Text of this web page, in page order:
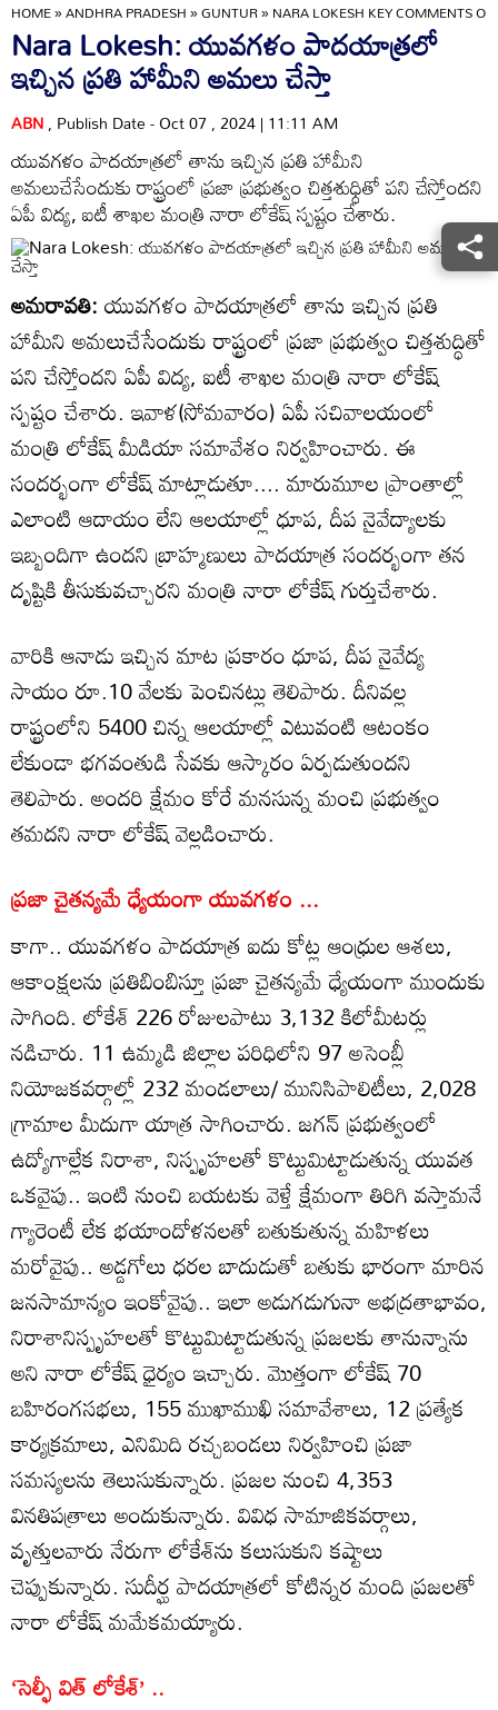
HOME»ANDHRA PRADESH»GUNTUR»NARA LOKESH KEY COMMENTS
Nara Lokesh: యువగళం పాదయాత్రలో
ఇచ్చిన ప్రతి హామీని అమలు చేస్తా
ABN, Publish Date - Oct 07 , 2024 | 11:11 AM
యువగళం పాదయాత్రలో తాను ఇచ్చిన ప్రతి హామీని
అమలుచేసేందుకు రాష్ట్రంలో ప్రజా ప్రభుత్వం చిత్తశుధ్ధితో పని చేస్తోందని
ఏపీ విద్య, ఐటీ శాఖల మంత్రి నారా లోకేష్ స్పష్టం చేశారు.
అమరావతి:యువగళం పాదయాత్రలో తాను ఇచ్చిన ప్రతి
హామీని అమలుచేసేందుకు రాష్ట్రంలో ప్రజా ప్రభుత్వం చిత్తశుద్ధితో
పని చేస్తోందని ఏపీ విద్య, ఐటీ శాఖల మంత్రి నారా లోకేష్
స్పష్టం చేశారు. ఇవాళ(సోమవారం) ఏపీ సచివాలయంలో
మంత్రి లోకేష్ మీడియా సమావేశం నిర్వహించారు. ఈ
సందర్భంగా లోకేష్ మాట్లాడుతూ.... మారుమూల ప్రాంతాల్లో
ఎలాంటి ఆదాయం లేని ఆలయాల్లో ధూప, దీప నైవేద్యాలకు
ఇబ్బందిగా ఉందని బ్రాహ్మణులు పాదయాత్ర సందర్భంగా తన
దృష్టికి తీసుకువచ్చారని మంత్రి నారా లోకేష్ గుర్తుచేశారు.
వారికి ఆనాడు ఇచ్చిన మాట ప్రకారం ధూప, దీప నైవేద్య
సాయం రూ.10 వేలకు పెంచినట్లు తెలిపారు. దీనివల్ల
రాష్ట్రంలోని 5400 చిన్న ఆలయాల్లో ఎటువంటి ఆటంకం
లేకుండా భగవంతుడి సేవకు ఆస్కారం ఏర్పడుతుందని
తెలిపారు. అందరి క్షేమం కోరే మనసున్న మంచి ప్రభుత్వం
తమదని నారా లోకేష్ వెల్లడించారు.
ప్రజా చైతన్యమే ధ్యేయంగా యువగళం ...
కాగా.. యువగళం పాదయాత్ర ఐదు కోట్ల ఆంధ్రుల ఆశలు,
ఆకాంక్షలను ప్రతిబింబిస్తూ ప్రజా చైతన్యమే ధ్యేయంగా ముందుకు
సాగింది. లోకేశ్‌ 226 రోజులపాటు 3,132 కిలోమీటర్లు
నడిచారు. 11 ఉమ్మడి జిల్లాల పరిధిలోని 97 అసెంబ్లీ
నియోజకవర్గాల్లో 232 మండలాలు/ మునిసిపాలిటీలు, 2,028
గ్రామాల మీదుగా యాత్ర సాగించారు. జగన్ ప్రభుత్వంలో
ఉద్యోగాల్లేక నిరాశా, నిస్పృహలతో కొట్టుమిట్టాడుతున్న యువత
ఒకవైపు.. ఇంటి నుంచి బయటకు వెళ్తే క్షేమంగా తిరిగి వస్తామనే
గ్యారెంటీ లేక భయాందోళనలతో బతుకుతున్న మహిళలు
మరోవైపు.. అడ్డగోలు ధరల బాదుడుతో బతుకు భారంగా మారిన
జనసామాన్యం ఇంకోవైపు.. ఇలా అడుగడుగునా అభద్రతాభావం,
నిరాశానిస్పృహలతో కొట్టుమిట్టాడుతున్న ప్రజలకు తానున్నాను
అని నారా లోకేష్ ధైర్యం ఇచ్చారు. మొత్తంగా లోకేష్ 70
బహిరంగసభలు, 155 ముఖాముఖి సమావేశాలు, 12 ప్రత్యేక
కార్యక్రమాలు, ఎనిమిది రచ్చబండలు నిర్వహించి ప్రజా
సమస్యలను తెలుసుకున్నారు. ప్రజల నుంచి 4,353
వినతిపత్రాలు అందుకున్నారు. వివిధ సామాజికవర్గాలు,
వృత్తులవారు నేరుగా లోకేశ్‌ను కలుసుకుని కష్టాలు
చెప్పుకున్నారు. సుదీర్ఘ పాదయాత్రలో కోటిన్నర మంది ప్రజలతో
నారా లోకేష్ మమేకమయ్యారు.
‘సెల్ఫీ విత్‌ లోకేశ్‌’ ..